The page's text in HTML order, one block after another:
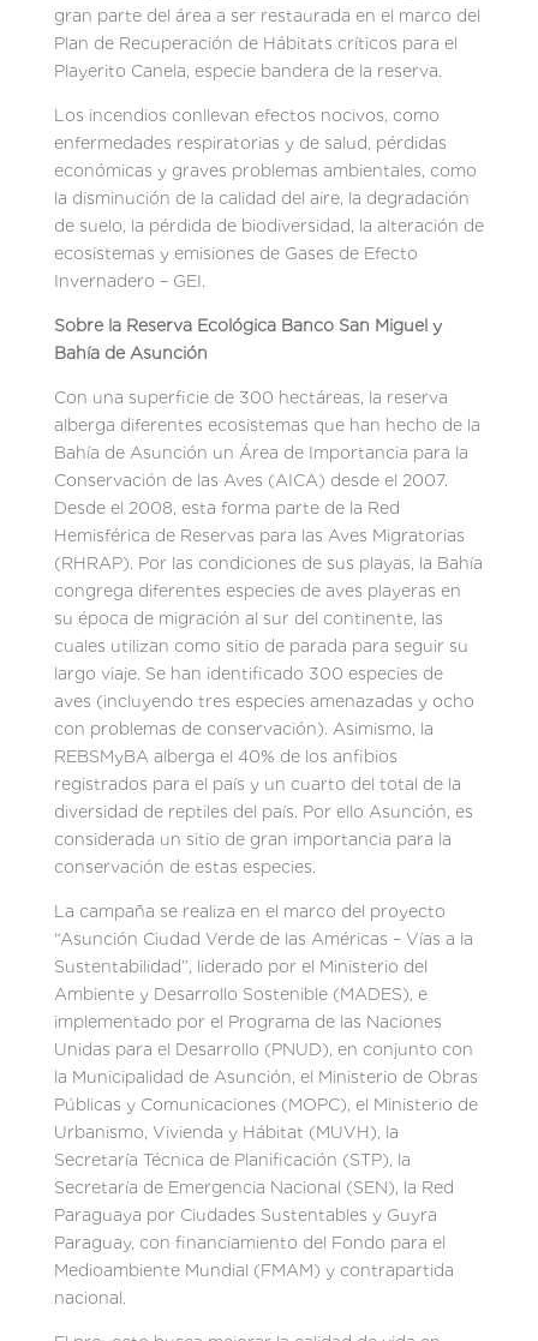
gran parte del área a ser restaurada en el marco del
Plan de Recuperación de Hábitats críticos para el
Playerito Canela, especie bandera de la reserva.
Los incendios conllevan efectos nocivos, como
enfermedades respiratorias y de salud, pérdidas
económicas y graves problemas ambientales, como
la disminución de la calidad del aire, la degradación
de suelo, la pérdida de biodiversidad, la alteración de
ecosistemas y emisiones de Gases de Efecto
Invernadero – GEI.
Sobre la Reserva Ecológica Banco San Miguel y
Bahía de Asunción
Con una superficie de 300 hectáreas, la reserva
alberga diferentes ecosistemas que han hecho de la
Bahía de Asunción un Área de Importancia para la
Conservación de las Aves (AICA) desde el 2007.
Desde el 2008, esta forma parte de la Red
Hemisférica de Reservas para las Aves Migratorias
(RHRAP). Por las condiciones de sus playas, la Bahía
congrega diferentes especies de aves playeras en
su época de migración al sur del continente, las
cuales utilizan como sitio de parada para seguir su
largo viaje. Se han identificado 300 especies de
aves (incluyendo tres especies amenazadas y ocho
con problemas de conservación). Asimismo, la
REBSMyBA alberga el 40% de los anfibios
registrados para el país y un cuarto del total de la
diversidad de reptiles del país. Por ello Asunción, es
considerada un sitio de gran importancia para la
conservación de estas especies.
La campaña se realiza en el marco del proyecto
“Asunción Ciudad Verde de las Américas – Vías a la
Sustentabilidad”, liderado por el Ministerio del
Ambiente y Desarrollo Sostenible (MADES), e
implementado por el Programa de las Naciones
Unidas para el Desarrollo (PNUD), en conjunto con
la Municipalidad de Asunción, el Ministerio de Obras
Públicas y Comunicaciones (MOPC), el Ministerio de
Urbanismo, Vivienda y Hábitat (MUVH), la
Secretaría Técnica de Planificación (STP), la
Secretaría de Emergencia Nacional (SEN), la Red
Paraguaya por Ciudades Sustentables y Guyra
Paraguay, con financiamiento del Fondo para el
Medioambiente Mundial (FMAM) y contrapartida
nacional.